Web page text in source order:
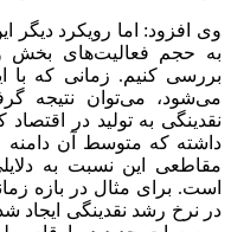
وی افزود: اما رویکرد
به حجم فعالیت‌های بخش
بررسی کنیم. زمانی که با
می‌شود، می‌توان نتیجه
مقاطعی این نسبت به
در نرخ رشد نقدینگی ایجاد